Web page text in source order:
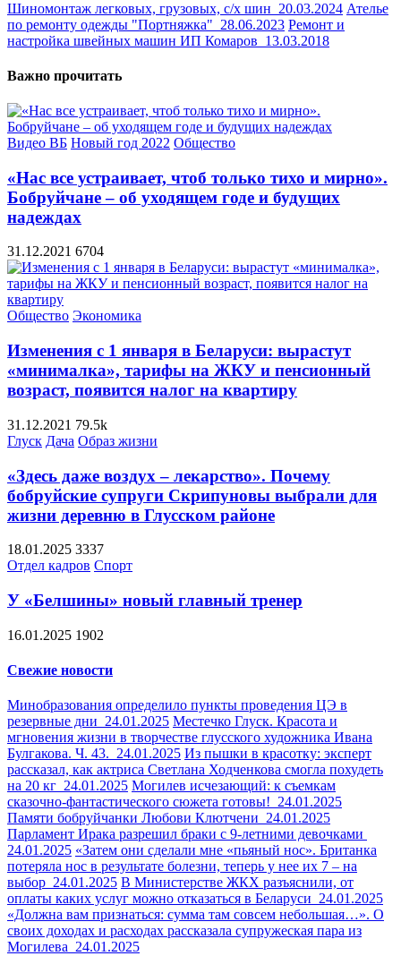
Шиномонтаж легковых, грузовых, с/х шин 20.03.2024 Ателье
по ремонту одежды "Портняжка" 28.06.2023 Ремонт и
настройка швейных машин ИП Комаров 13.03.2018
Важно прочитать
Видео ВБ Новый год 2022 Общество
«Нас все устраивает, чтоб только тихо и мирно».
Бобруйчане – об уходящем годе и будущих
надеждах
31.12.2021 6704
Общество Экономика
Изменения с 1 января в Беларуси: вырастут
«минималка», тарифы на ЖКУ и пенсионный
возраст, появится налог на квартиру
31.12.2021 79.5k
Глуск Дача Образ жизни
«Здесь даже воздух – лекарство». Почему
бобруйские супруги Скрипуновы выбрали для
жизни деревню в Глусском районе
18.01.2025 3337
Отдел кадров Спорт
У «Белшины» новый главный тренер
16.01.2025 1902
Свежие новости
Минобразования определило пункты проведения ЦЭ в
резервные дни 24.01.2025 Местечко Глуск. Красота и
мгновения жизни в творчестве глусского художника Ивана
Булгакова. Ч. 43. 24.01.2025 Из пышки в красотку: эксперт
рассказал, как актриса Светлана Ходченкова смогла похудеть
на 20 кг 24.01.2025 Могилев исчезающий: к съемкам
сказочно-фантастического сюжета готовы! 24.01.2025
Памяти бобруйчанки Любови Клютчени 24.01.2025
Парламент Ирака разрешил браки с 9-летними девочками
24.01.2025 «Затем они сделали мне «пьяный нос». Британка
потеряла нос в результате болезни, теперь у нее их 7 – на
выбор 24.01.2025 В Министерстве ЖКХ разъяснили, от
оплаты каких услуг можно отказаться в Беларуси 24.01.2025
«Должна вам признаться: сумма там совсем небольшая…». О
своих доходах и расходах рассказала супружеская пара из
Могилева 24.01.2025